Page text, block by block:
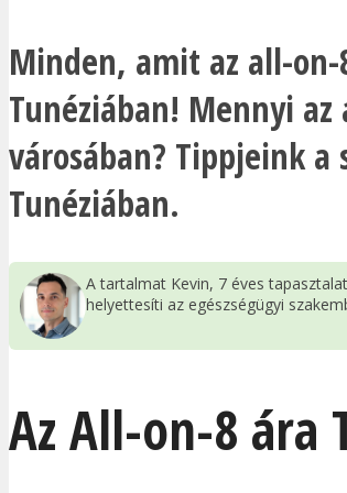
Minden, amit az all-
Tunéziában! Mennyi az
városában? Tippjeink a
Tunéziában.
A tartalmat Kevin, 7 éves
helyettesíti az egészségügyi
Az All-on-8 ára